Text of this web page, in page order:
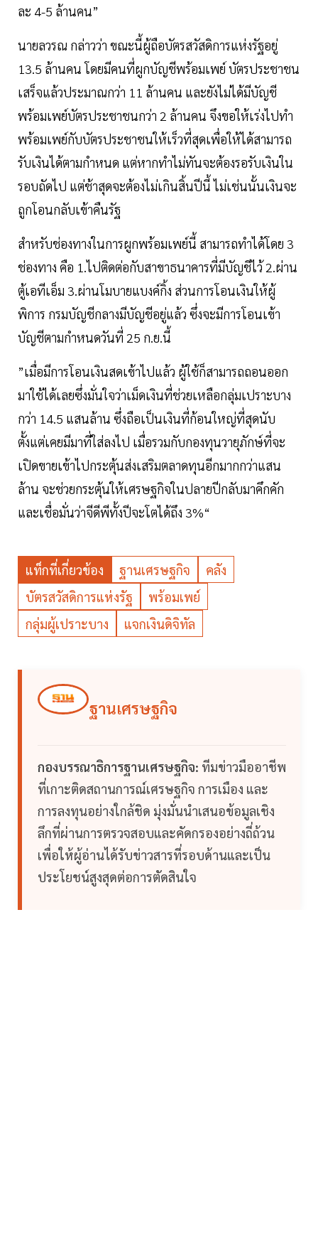
ละ 4-5 ล้านคน”
นายลวรณ กล่าวว่า ขณะนี้ผู้ถือบัตรสวัสดิการแห่งรัฐอยู่
13.5 ล้านคน โดยมีคนที่ผูกบัญชีพร้อมเพย์ บัตรประชาชน
เสร็จแล้วประมาณกว่า 11 ล้านคน และยังไม่ได้มีบัญชี
พร้อมเพย์บัตรประชาชนกว่า 2 ล้านคน จึงขอให้เร่งไปทำ
พร้อมเพย์กับบัตรประชาชนให้เร็วที่สุดเพื่อให้ได้สามารถ
รับเงินได้ตามกำหนด แต่หากทำไม่ทันจะต้องรอรับเงินใน
รอบถัดไป แต่ช้าสุดจะต้องไม่เกินสิ้นปีนี้ ไม่เช่นนั้นเงินจะ
ถูกโอนกลับเข้าคืนรัฐ
สำหรับช่องทางในการผูกพร้อมเพย์นี้ สามารถทำได้โดย 3
ช่องทาง คือ 1.ไปติดต่อกับสาขาธนาคารที่มีบัญชีไว้ 2.ผ่าน
ตู้เอทีเอ็ม 3.ผ่านโมบายแบงค์กิ้ง ส่วนการโอนเงินให้ผู้
พิการ กรมบัญชีกลางมีบัญชีอยู่แล้ว ซึ่งจะมีการโอนเข้า
บัญชีตามกำหนดวันที่ 25 ก.ย.นี้
”เมื่อมีการโอนเงินสดเข้าไปแล้ว ผู้ใช้ก็สามารถถอนออก
มาใช้ได้เลยซึ่งมั่นใจว่าเม็ดเงินที่ช่วยเหลือกลุ่มเปราะบาง
กว่า 14.5 แสนล้าน ซึ่งถือเป็นเงินที่ก้อนใหญ่ที่สุดนับ
ตั้งแต่เคยมีมาที่ใส่ลงไป เมื่อรวมกับกองทุนวายุภักษ์ที่จะ
เปิดขายเข้าไปกระตุ้นส่งเสริมตลาดทุนอีกมากกว่าแสน
ล้าน จะช่วยกระตุ้นให้เศรษฐกิจในปลายปีกลับมาคึกคัก
และเชื่อมั่นว่าจีดีพีทั้งปีจะโตได้ถึง 3%“
แท็กที่เกี่ยวข้อง ฐานเศรษฐกิจ
คลัง
บัตรสวัสดิการแห่งรัฐ
พร้อมเพย์
กลุ่มผู้เปราะบาง
แจกเงินดิจิทัล
ฐานเศรษฐกิจ
กองบรรณาธิการฐานเศรษฐกิจ: ทีมข่าวมืออาชีพ
ที่เกาะติดสถานการณ์เศรษฐกิจ การเมือง และ
การลงทุนอย่างใกล้ชิด มุ่งมั่นนำเสนอข้อมูลเชิง
ลึกที่ผ่านการตรวจสอบและคัดกรองอย่างถี่ถ้วน
เพื่อให้ผู้อ่านได้รับข่าวสารที่รอบด้านและเป็น
ประโยชน์สูงสุดต่อการตัดสินใจ